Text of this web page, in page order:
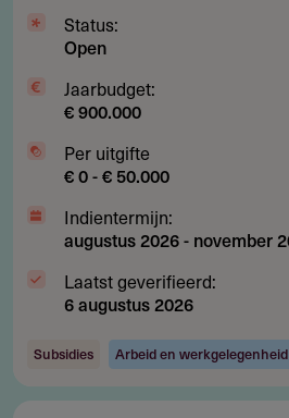
integratie
Status:
Open
Jaarbudget:
€ 900.000
Per uitgifte
€ 0 - € 50.000
Indientermijn:
augustus 2026- november
Laatst geverifieerd:
6 augustus 2026
Subsidies Arbeid en werkgelegenheid